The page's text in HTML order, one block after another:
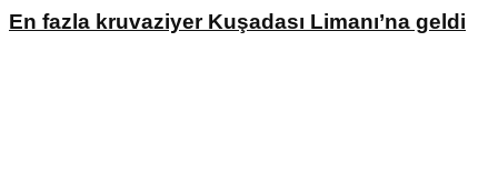
En fazla kruvaziyer Kuşadası Limanı’na geldi